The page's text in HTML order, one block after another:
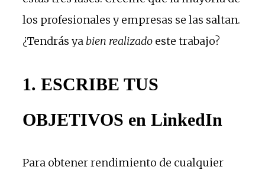
los profesionales y empresas se las saltan.
¿Tendrás yabien realizado este trabajo?
1. ESCRIBE TUS
OBJETIVOS en LinkedIn
Para obtener rendimiento de cualquier